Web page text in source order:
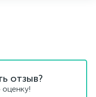
отзыв?